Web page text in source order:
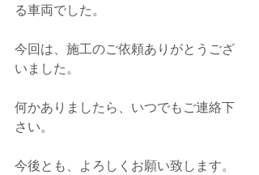
る車両でした。
今回は、施工のご依頼ありがとうござ
いました。
何かありましたら、いつでもご連絡下
さい。
今後とも、よろしくお願い致します。